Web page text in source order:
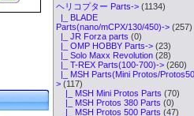
ヘリコプター Parts->(1134)
|_ BLADE
Parts(nano/mCPX/130/450)->(257)
|_ JR Forza parts (0)
|_ OMP HOBBY Parts->(23)
|_ Solo Maxx Revolution(28)
|_ T-REX Parts(100-700)->(260)
|_ MSH Parts(Mini Protos/
>(117)
|_ MSH Mini Protos Parts (70)
|_ MSH Protos 380 Parts (0)
|_ MSH Protos 500 Parts (47)